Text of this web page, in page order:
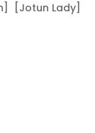
[Jotun Lady]